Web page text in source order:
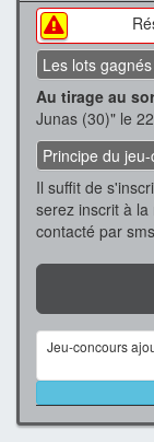
Les lots gagnés
Au tirage au
Junas (30)" le
Principe du
Il suffit de
serez inscrit à
contacté par
Jeu-concours